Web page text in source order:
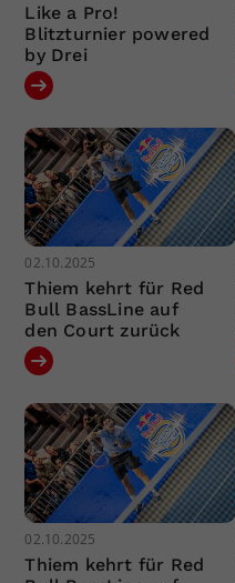
Like a Pro!
Blitzturnier powered
by Drei
02.10.2025
Thiem kehrt für Red
Bull BassLine auf
den Court zurück
02.10.2025
Thiem kehrt für Red